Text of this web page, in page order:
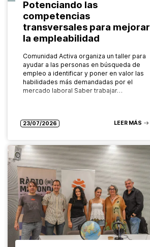
Potenciando las
competencias
transversales para mejorar
la empleabilidad
Comunidad Activa organiza un taller para
ayudar a las personas en búsqueda de
empleo a identificar y poner en valor las
habilidades más demandadas por el
mercado laboral Saber trabajar…
23/07/2026 LEER MÁS